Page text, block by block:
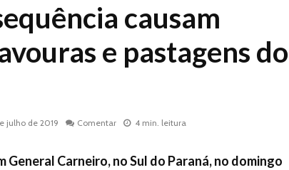
causam
e pastagens do
julho de 2019 Comentar 4 min. leitura
General Carneiro, no Sul do Paraná, no domingo